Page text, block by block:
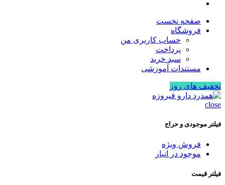
صفحه نخست
فروشگاه
حساب کاربری من
پرداخت
سبد خرید
مستندات آموزشی
تخفیف های روز
close
فیلتر موجودی و حراج
فروش ویژه
موجود در انبار
فیلتر قیمت